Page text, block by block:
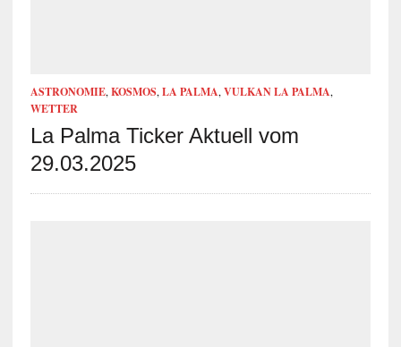
ASTRONOMIE, KOSMOS, LA PALMA, VULKAN LA PALMA,
WETTER
La Palma Ticker Aktuell vom
29.03.2025